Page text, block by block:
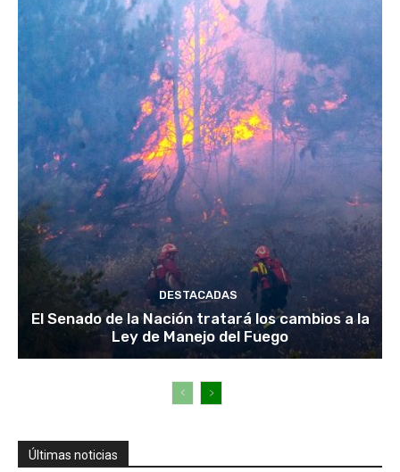
DESTACADAS
El Senado de la Nación tratará los cambios a la
Ley de Manejo del Fuego
Últimas noticias